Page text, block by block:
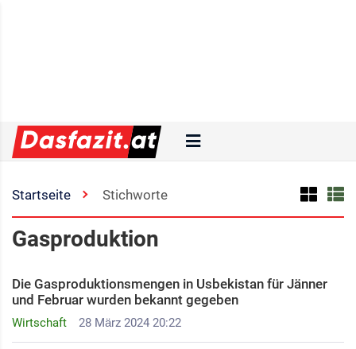
Startseite Stichworte
Gasproduktion
Wirtschaft 28 März 2024 20:22
Die Gasproduktionsmengen in Usbekistan für Jänner
und Februar wurden bekannt gegeben